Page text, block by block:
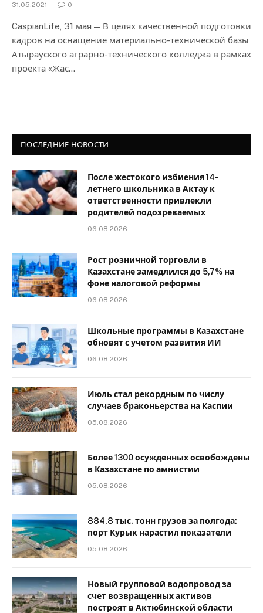
31.05.2021 0
CaspianLife, 31 мая — В целях качественной подготовки
кадров на оснащение материально-технической базы
Атырауского аграрно-технического колледжа в рамках
проекта «Жас…
ПОСЛЕДНИЕ НОВОСТИ
После жестокого избиения 14-
летнего школьника в Актау к
ответственности привлекли
родителей подозреваемых
06.08.2026
Рост розничной торговли в
Казахстане замедлился до 5,7% на
фоне налоговой реформы
06.08.2026
Школьные программы в Казахстане
обновят с учетом развития ИИ
06.08.2026
Июль стал рекордным по числу
случаев браконьерства на Каспии
05.08.2026
Более 1300 осужденных освобождены
в Казахстане по амнистии
05.08.2026
884,8 тыс. тонн грузов за полгода:
порт Курык нарастил показатели
05.08.2026
Новый групповой водопровод за
счет возвращенных активов
построят в Актюбинской области